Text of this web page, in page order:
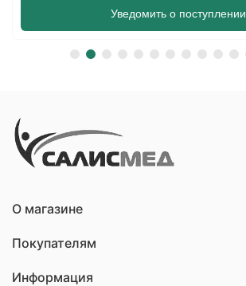
Уведомить о поступлении
О магазине
Покупателям
Информация